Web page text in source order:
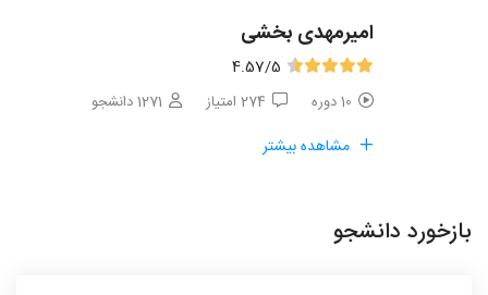
امیرمهدی بخشی
4.57/5
10 دوره 274 امتیاز 1271 دانشجو
مشاهده بیشتر
بازخورد دانشجو